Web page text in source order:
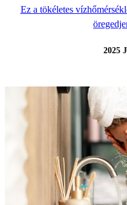
Ez a tökéletes
2025